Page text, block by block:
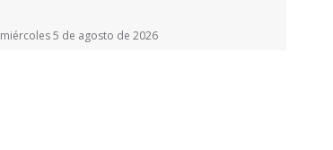
miércoles 5 de agosto de 2026